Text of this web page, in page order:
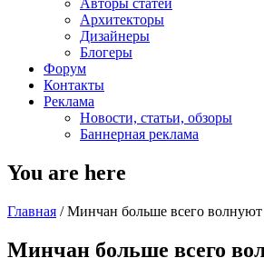
Авторы статей
Архитекторы
Дизайнеры
Блогеры
Форум
Контакты
Реклама
Новости, статьи, обзоры
Баннерная реклама
You are here
Главная / Минчан больше всего
Минчан больше всего